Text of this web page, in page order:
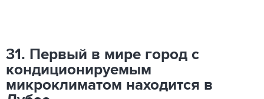
31. Первый в мире город с
кондиционируемым
микроклиматом находится в